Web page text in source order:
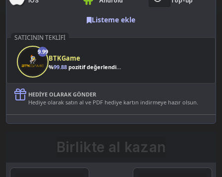
Listeme ekle
SATICININ TEKLIFI
9.99
BTKGame
%99.88 pozitif değerlendirme
HEDIYE OLARAK GÖNDER
Hediye olarak satın al ve PDF hediye kartın indirmeye hazır olsun.
Birlikte al kazan